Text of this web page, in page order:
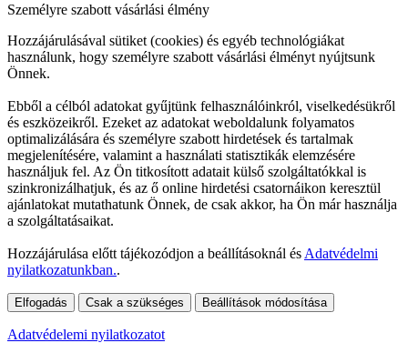
Személyre szabott vásárlási élmény
Hozzájárulásával sütiket (cookies) és egyéb technológiákat
használunk, hogy személyre szabott vásárlási élményt nyújtsunk
Önnek.
Ebből a célból adatokat gyűjtünk felhasználóinkról, viselkedésükről
és eszközeikről. Ezeket az adatokat weboldalunk folyamatos
optimalizálására és személyre szabott hirdetések és tartalmak
megjelenítésére, valamint a használati statisztikák elemzésére
használjuk fel. Az Ön titkosított adatait külső szolgáltatókkal is
szinkronizálhatjuk, és az ő online hirdetési csatornáikon keresztül
ajánlatokat mutathatunk Önnek, de csak akkor, ha Ön már használja
a szolgáltatásaikat.
Hozzájárulása előtt tájékozódjon a beállításoknál és Adatvédelmi
nyilatkozatunkban..
Elfogadás Csak a szükséges Beállítások módosítása
Adatvédelemi nyilatkozatot